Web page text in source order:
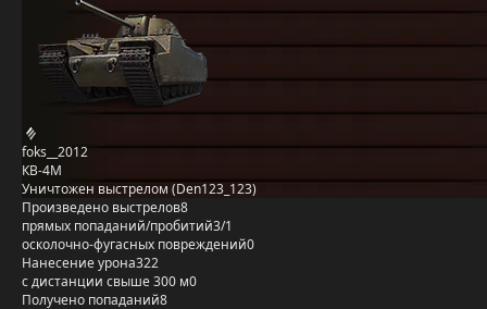
foks__2012
КВ-4М
Уничтожен выстрелом (Den123_123)
Произведено выстрелов8
прямых попаданий/пробитий3/1
осколочно-фугасных повреждений0
Нанесение урона322
с дистанции свыше 300 м0
Получено попаданий8